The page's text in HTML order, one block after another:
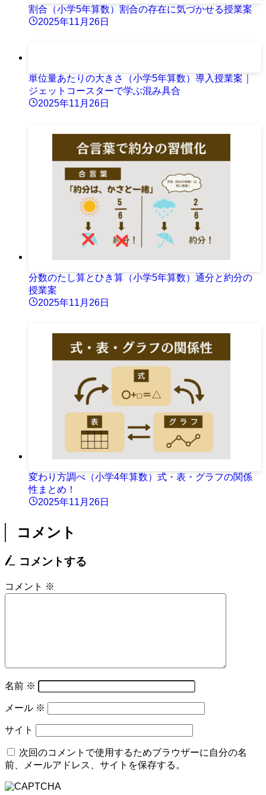
割合（小学5年算数）割合の存在に気づかせる授業案
2025年11月26日
単位量あたりの大きさ（小学5年算数）導入授業案｜
ジェットコースターで学ぶ混み具合
2025年11月26日
分数のたし算とひき算（小学5年算数）通分と約分の
授業案
2025年11月26日
変わり方調べ（小学4年算数）式・表・グラフの関係
性まとめ！
2025年11月26日
コメント
コメントする
コメント ※
名前 ※
メール ※
サイト
次回のコメントで使用するためブラウザーに自分の名
前、メールアドレス、サイトを保存する。